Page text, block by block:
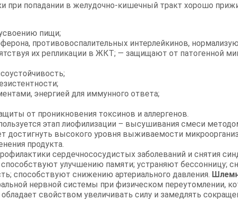
при попадании в желудочно-кишечный тракт хорошо
пищи;
противовоспалительных интерлейкинов,
их репликации в ЖКТ; — защищают от патогенной
энергией для иммунного ответа;
от проникновения токсинов и аллергенов.
этап лиофилизации – высушивания смеси
достигнуть высокого уровня выживаемости
продукта.
сердечнососудистых заболеваний и снятия
способствуют улучшению памяти; устраняют
способствуют снижению артериального давления.
нервной системы при физическом переутомлении,
обладает свойством увеличивать силу и замедлять